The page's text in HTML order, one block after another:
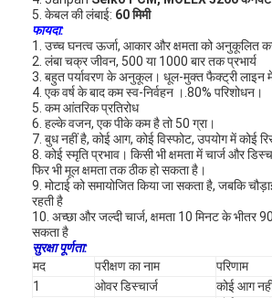
5. केबल की लंबाई: 60 मिमी
फायदा:
1. उच्च घनत्व ऊर्जा, आकार और क्षमता को अनुकूलित
2. लंबा चक्र जीवन, 500 या 1000 बार तक प्रभार्य
3. बहुत पर्यावरण के अनुकूल। धूल-मुक्त फैक्ट्री लाइन में
4. एक वर्ष के बाद कम स्व-निर्वहन ।.80% परिशोधन।
5. कम आंतरिक प्रतिरोध
6. हल्के वजन, एक पीके कम है तो 50 ग्रा।
7. बुध नहीं है, कोई आग, कोई विस्फोट, उपयोग में कोई
8. कोई स्मृति प्रभाव। किसी भी क्षमता में चार्ज और
फिर भी मूल क्षमता तक ठीक हो सकता है।
9. मोटाई को समायोजित किया जा सकता है, जबकि
रहती है
10. अच्छा और जल्दी चार्ज, क्षमता 10 मिनट के भीतर
सकता है
सुरक्षा पूर्णता:
मद
परीक्षण का नाम
परिणाम
1
ओवर डिस्चार्ज
कोई आग